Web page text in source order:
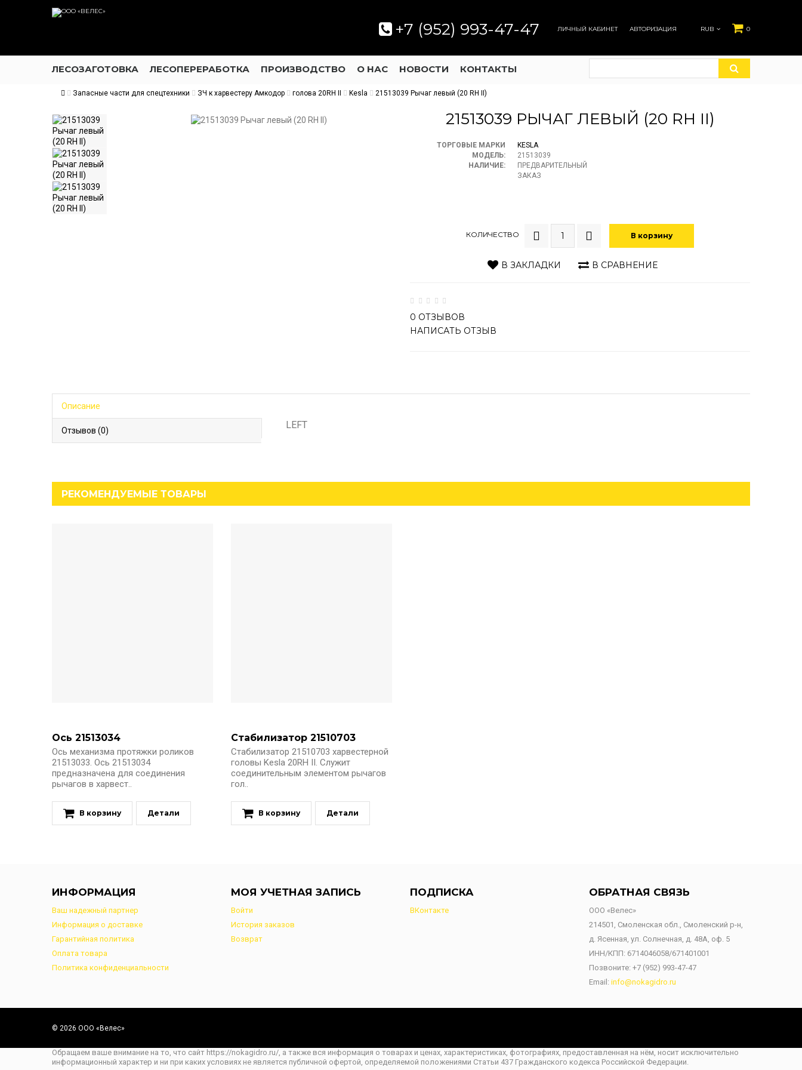
0
ЛИЧНЫЙ КАБИНЕТ АВТОРИЗАЦИЯ RUB
+7 (952) 993-47-47
ЛЕСОЗАГОТОВКА ЛЕСОПЕРЕРАБОТКА ПРОИЗВОДСТВО О НАС НОВОСТИ КОНТАКТЫ
Запасные части для спецтехники ЗЧ к харвестеру Амкодор голова 20RH II Kesla 21513039 Рычаг левый (20 RH II)
21513039 РЫЧАГ ЛЕВЫЙ (20 RH II)
ТОРГОВЫЕ МАРКИ
KESLA
МОДЕЛЬ:
21513039
НАЛИЧИЕ:
ПРЕДВАРИТЕЛЬНЫЙ
ЗАКАЗ
КОЛИЧЕСТВО В корзину
В ЗАКЛАДКИ В СРАВНЕНИЕ
0 ОТЗЫВОВ
НАПИСАТЬ ОТЗЫВ
Описание
Отзывов (0) LEFT
РЕКОМЕНДУЕМЫЕ ТОВАРЫ
Ось 21513034
Ось механизма протяжки роликов
21513033. Ось 21513034
предназначена для соединения
рычагов в харвест..
В корзину Детали
Стабилизатор 21510703
Стабилизатор 21510703 харвестерной
головы Kesla 20RH II. Служит
соединительным элементом рычагов
гол..
В корзину Детали
ИНФОРМАЦИЯ
Ваш надежный партнер
Информация о доставке
Гарантийная политика
Оплата товара
Политика конфиденциальности
МОЯ УЧЕТНАЯ ЗАПИСЬ
Войти
История заказов
Возврат
ПОДПИСКА
ВКонтакте
ОБРАТНАЯ СВЯЗЬ
ООО «Велес»
214501, Смоленская обл., Смоленский р-н,
д. Ясенная, ул. Солнечная, д. 48А, оф. 5
ИНН/КПП: 6714046058/671401001
Позвоните: +7 (952) 993-47-47
Email: info@nokagidro.ru
© 2026 ООО «Велес»
Обращаем ваше внимание на то, что сайт https://nokagidro.ru/, а также вся информация о товарах и ценах, характеристиках, фотографиях, предоставленная на нём, носит исключительно
информационный характер и ни при каких условиях не является публичной офертой, определяемой положениями Статьи 437 Гражданского кодекса Российской Федерации.